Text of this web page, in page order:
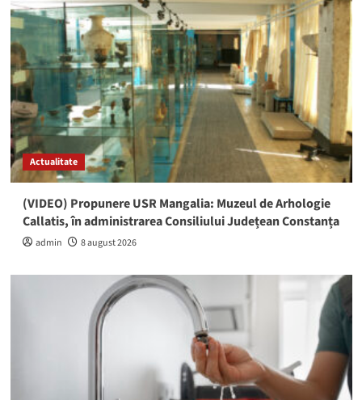
Actualitate
(VIDEO) Propunere USR Mangalia: Muzeul de Arhologie
Callatis, în administrarea Consiliului Județean Constanța
admin 8 august 2026